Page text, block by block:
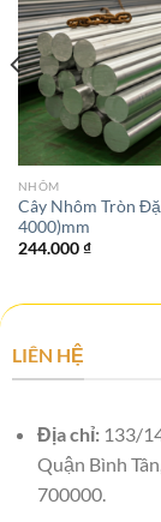
NHÔM
Cây Nhôm Tròn
4000)mm
244.000₫
LIÊN HỆ
Địa chỉ:133/
Quận Bình
700000.